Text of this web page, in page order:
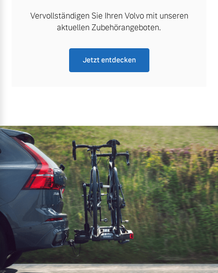
Vervollständigen Sie Ihren Volvo mit unseren
aktuellen Zubehörangeboten.
Jetzt entdecken